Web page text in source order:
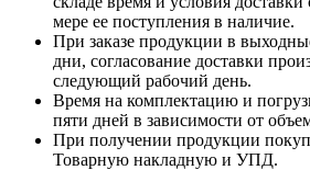
мере ее поступления в наличие.
При заказе продукции в
дни, согласование доставки
следующий рабочий день.
Время на комплектацию и
пяти дней в зависимости от
При получении продукции
Товарную накладную и УПД.